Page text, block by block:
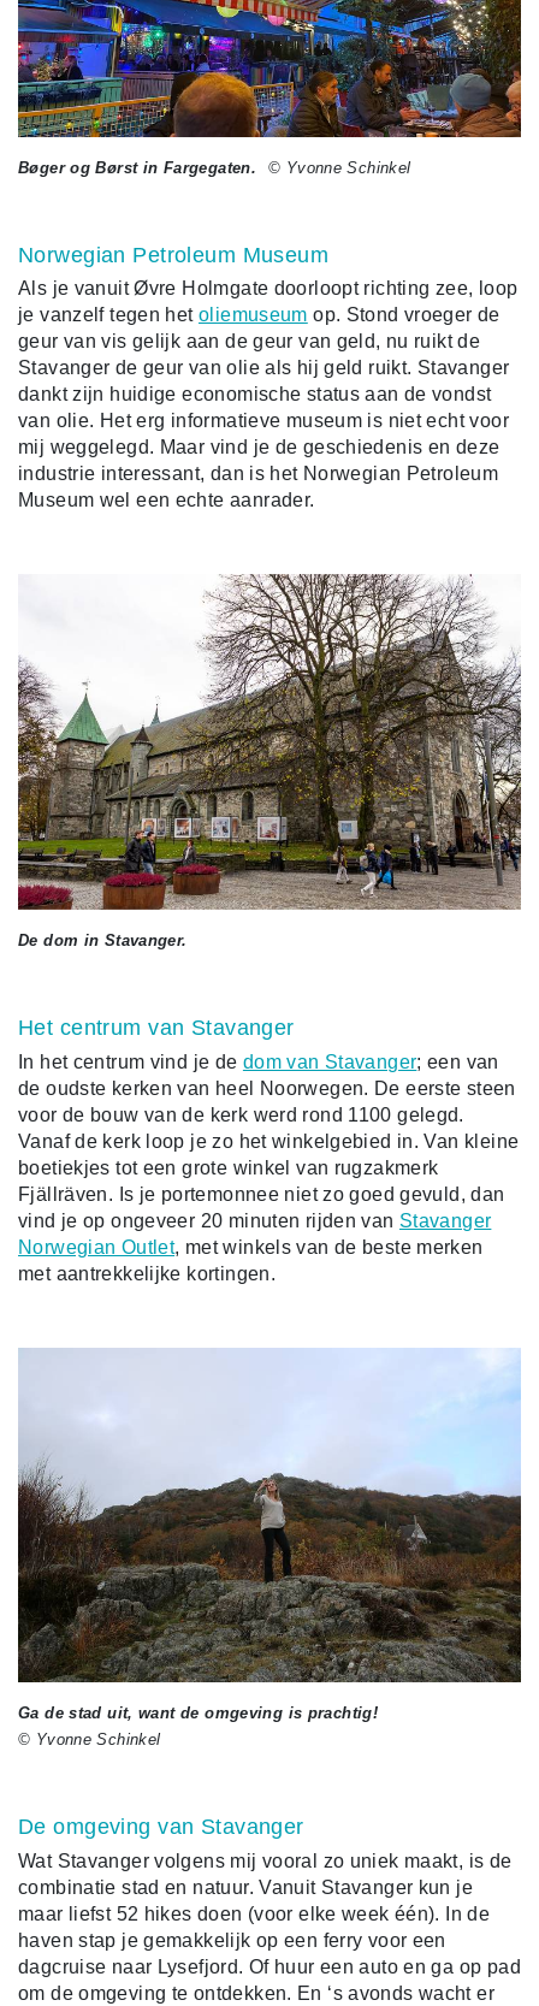
Bøger og Børst in Fargegaten. © Yvonne Schinkel
Norwegian Petroleum Museum
Als je vanuit Øvre Holmgate doorloopt richting zee, loop
je vanzelf tegen het oliemuseum op. Stond vroeger de
geur van vis gelijk aan de geur van geld, nu ruikt de
Stavanger de geur van olie als hij geld ruikt. Stavanger
dankt zijn huidige economische status aan de vondst
van olie. Het erg informatieve museum is niet echt voor
mij weggelegd. Maar vind je de geschiedenis en deze
industrie interessant, dan is het Norwegian Petroleum
Museum wel een echte aanrader.
De dom in Stavanger.
Het centrum van Stavanger
In het centrum vind je de dom van Stavanger; een van
de oudste kerken van heel Noorwegen. De eerste steen
voor de bouw van de kerk werd rond 1100 gelegd.
Vanaf de kerk loop je zo het winkelgebied in. Van kleine
boetiekjes tot een grote winkel van rugzakmerk
Fjällräven. Is je portemonnee niet zo goed gevuld, dan
vind je op ongeveer 20 minuten rijden van Stavanger
Norwegian Outlet, met winkels van de beste merken
met aantrekkelijke kortingen.
Ga de stad uit, want de omgeving is prachtig!
© Yvonne Schinkel
De omgeving van Stavanger
Wat Stavanger volgens mij vooral zo uniek maakt, is de
combinatie stad en natuur. Vanuit Stavanger kun je
maar liefst 52 hikes doen (voor elke week één). In de
haven stap je gemakkelijk op een ferry voor een
dagcruise naar Lysefjord. Of huur een auto en ga op pad
om de omgeving te ontdekken. En ‘s avonds wacht er